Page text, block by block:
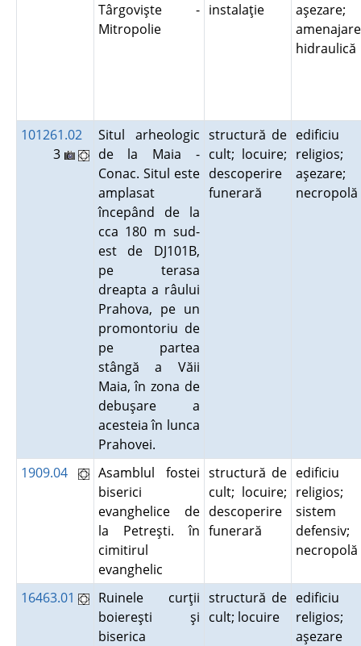
Târgovişte -
Mitropolie
instalaţie
aşezare;
amenajare
101261.02
3
Situl arheologic
de la Maia -
Conac. Situl este
amplasat
începând de la
cca 180 m sud-
est de DJ101B,
pe terasa
dreapta a râului
Prahova, pe un
promontoriu de
pe partea
stângă a Văii
Maia, în zona de
debuşare a
acesteia în lunca
Prahovei.
structură de
cult; locuire;
descoperire
funerară
edificiu
religios;
aşezare;
1909.04
Asamblul fostei
biserici
evanghelice de
la Petreşti. în
cimitirul
evanghelic
structură de
cult; locuire;
descoperire
funerară
edificiu
religios;
sistem
defensiv;
16463.01
Ruinele curţii
boiereşti şi
biserica
structură de
cult; locuire
edificiu
religios;
aşezare